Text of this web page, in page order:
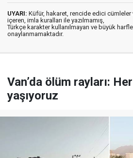
UYARI: Küfür, hakaret, rencide edici cümleler
içeren, imla kuralları ile yazılmamış,
Türkçe karakter kullanılmayan ve büyük
onaylanmamaktadır.
Van’da ölüm rayları:
yaşıyoruz